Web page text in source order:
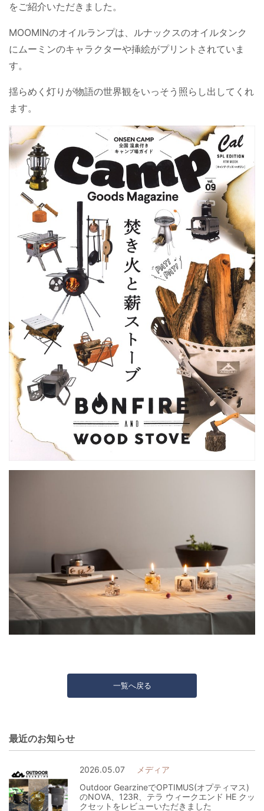
をご紹介いただきました。
MOOMINのオイルランプは、ルナックスのオイルタンク
にムーミンのキャラクターや挿絵がプリントされていま
す。
揺らめく灯りが物語の世界観をいっそう照らし出してくれ
ます。
一覧へ戻る
最近のお知らせ
2026.05.07
メディア
Outdoor GearzineでOPTIMUS(オプティマス)
のNOVA、123R、テラ ウィークエンド HE クッ
クセットをレビューいただきました